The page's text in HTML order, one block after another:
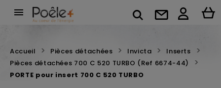

Accueil Pièces détachées Invicta
Inserts
Pièces détachées 700 C 520 TURBO (Ref 6674-44)
PORTE pour insert 700 C 520 TURBO